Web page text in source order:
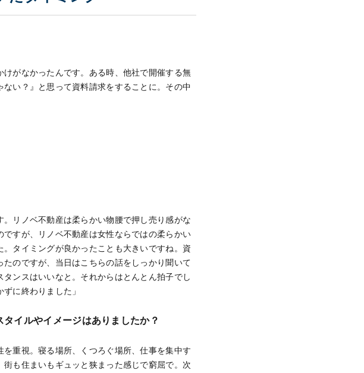
けがなかったんです。ある時、他社で開催する無
い？』と思って資料請求をすることに。その中
リノベ不動産は柔らかい物腰で押し売り感がな
すが、リノベ不動産は女性ならではの柔らかい
タイミングが良かったことも大きいですね。資
のですが、当日はこちらの話をしっかり聞いて
ンスはいいなと。それからはとんとん拍子でし
に終わりました」
イルやイメージはありましたか？
重視。寝る場所、くつろぐ場所、仕事を集中す
も住まいもギュッと狭まった感じで窮屈で。次